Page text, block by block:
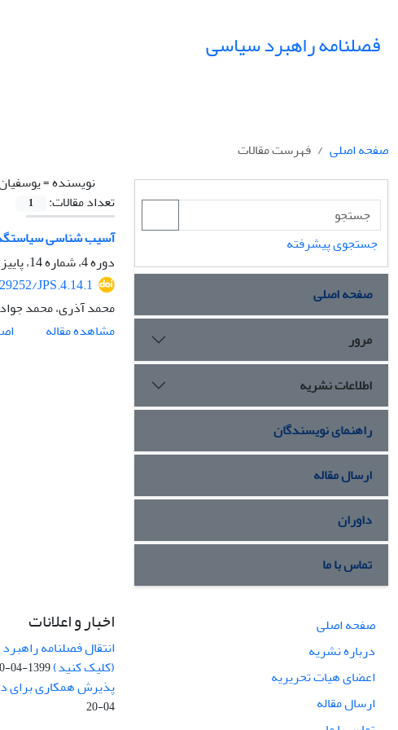
فصلنامه راهبرد سیاسی
صفحه اصلی
فهرست مقالات
نویسنده =
تعداد مقالات:
1
آسیب شناسی
دوره 4، شماره 14، پاییز 1399، صفحه
JPS.4.14.1
محمد آذری، محمد
مشاهده مقاله
جستجوی پیشرفته
صفحه اصلی
مرور
اطلاعات نشریه
راهنمای نویسندگان
ارسال مقاله
داوران
تماس با ما
صفحه اصلی
درباره نشریه
اعضای هیات تحریریه
ارسال مقاله
اخبار و اعلانات
انتقال فصلنامه
(کلیک کنید)1399-04-20
پذیرش همکاری برای
04-20